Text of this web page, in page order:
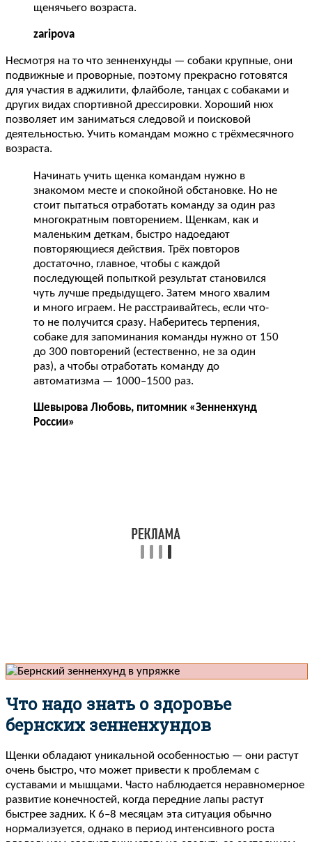
щенячьего возраста.
zaripova
Несмотря на то что зенненхунды — собаки крупные, они
подвижные и проворные, поэтому прекрасно готовятся
для участия в аджилити, флайболе, танцах с собаками и
других видах спортивной дрессировки. Хороший нюх
позволяет им заниматься следовой и поисковой
деятельностью. Учить командам можно с трёхмесячного
возраста.
Начинать учить щенка командам нужно в
знакомом месте и спокойной обстановке. Но не
стоит пытаться отработать команду за один раз
многократным повторением. Щенкам, как и
маленьким деткам, быстро надоедают
повторяющиеся действия. Трёх повторов
достаточно, главное, чтобы с каждой
последующей попыткой результат становился
чуть лучше предыдущего. Затем много хвалим
и много играем. Не расстраивайтесь, если что-
то не получится сразу. Наберитесь терпения,
собаке для запоминания команды нужно от 150
до 300 повторений (естественно, не за один
раз), а чтобы отработать команду до
автоматизма — 1000–1500 раз.
Шевырова Любовь, питомник «Зенненхунд
России»
Что надо знать о здоровье
бернских зенненхундов
Щенки обладают уникальной особенностью — они растут
очень быстро, что может привести к проблемам с
суставами и мышцами. Часто наблюдается неравномерное
развитие конечностей, когда передние лапы растут
быстрее задних. К 6–8 месяцам эта ситуация обычно
нормализуется, однако в период интенсивного роста